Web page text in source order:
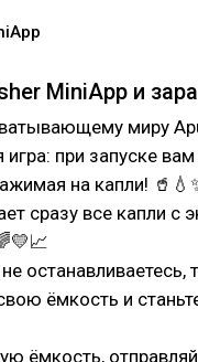
MiniApp и
миру
игра: при запуске
на капли!
сразу все капли с
ёмкость и
ёмкость,